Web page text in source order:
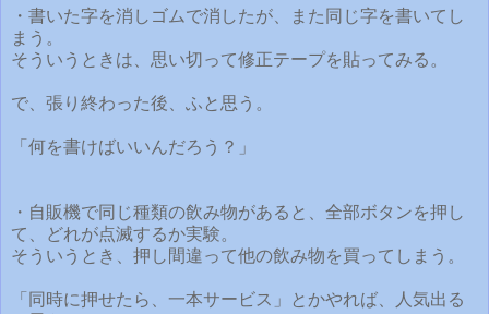
・書いた字を消しゴムで消したが、また同じ字を書いてし
まう。
そういうときは、思い切って修正テープを貼ってみる。
で、張り終わった後、ふと思う。
「何を書けばいいんだろう？」
・自販機で同じ種類の飲み物があると、全部ボタンを押し
て、どれが点滅するか実験。
そういうとき、押し間違って他の飲み物を買ってしまう。
「同時に押せたら、一本サービス」とかやれば、人気出る